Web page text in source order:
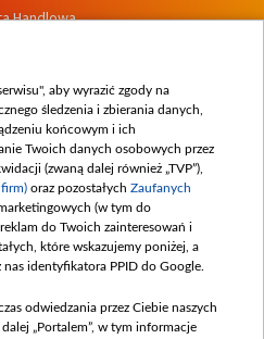
Handlowa
wewnętrznych
aby wyrazić zgody na
śledzenia i zbierania danych,
końcowym i ich
Twoich danych osobowych przez
(zwaną dalej również „TVP”),
oraz pozostałych Zaufanych
(w tym do
do Twoich zainteresowań i
które wskazujemy poniżej, a
identyfikatora PPID do Google.
odwiedzania przez Ciebie naszych
„Portalem”, w tym informacje